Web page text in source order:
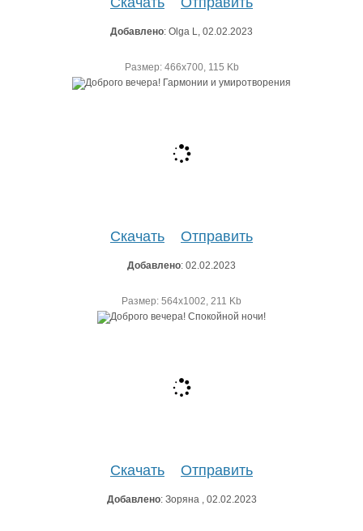
Добавлено: Olga L, 02.02.2023
Размер: 466х700, 115 Kb
Скачать Отправить
Добавлено: 02.02.2023
Размер: 564х1002, 211 Kb
Скачать Отправить
Добавлено: Зоряна , 02.02.2023